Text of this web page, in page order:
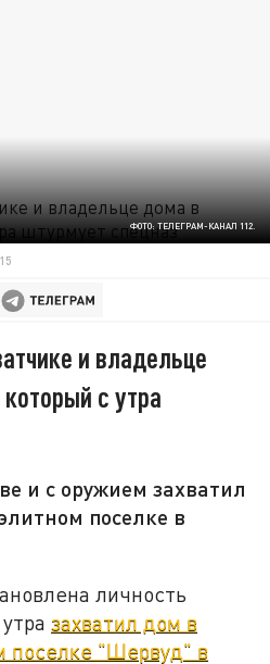
ФОТО: ТЕЛЕГРАМ-КАНАЛ 112.
и владельце
с утра
и с оружием захватил
поселке в
личность
захватил дом в
поселке "Шервуд" в